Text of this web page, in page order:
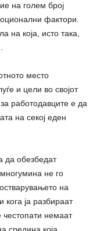
на голем број
фактори.
на која, исто така,
место
и цели во својот
работодавците е да
на секој еден
да обезбедат
не го
на
кога ја разбираат
честопати немаат